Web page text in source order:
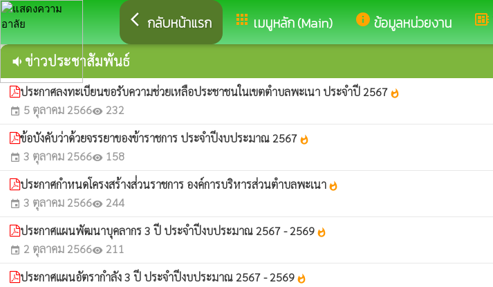
arrow_back_ios กลับหน้าแรก apps เมนูหลัก (Main) info ข้อมูลหน่วยงาน developer_board
volume_down ข่าวประชาสัมพันธ์
ประกาศลงทะเบียนขอรับความช่วยเหลือประชาชนในเขตตำบลพะเนา ประจำปี 2567 whatshot
event 5 ตุลาคม 2566visibility 232
ข้อบังคับว่าด้วยจรรยาของข้าราชการ ประจำปีงบประมาณ 2567 whatshot
event 3 ตุลาคม 2566visibility 158
ประกาศกำหนดโครงสร้างส่่วนราชการ องค์การบริหารส่วนตำบลพะเนา whatshot
event 3 ตุลาคม 2566visibility 244
ประกาศแผนพัฒนาบุคลากร 3 ปี ประจำปีงบประมาณ 2567 - 2569 whatshot
event 2 ตุลาคม 2566visibility 211
ประกาศแผนอัตรากำลัง 3 ปี ประจำปีงบประมาณ 2567 - 2569 whatshot